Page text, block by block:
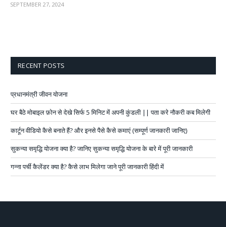
SEPTEMBER 27, 2024
RECENT POSTS
प्रधानमंत्री जीवन योजना
घर बैठे मोबाइल फ़ोन से देखे सिर्फ 5 मिनिट में अपनी कुंडली || पता करे नौकरी कब मिलेगी
कार्टून वीडियो कैसे बनाते हैं? और इनसे पैसे कैसे कमाएं (सम्पूर्ण जानकारी जानिए)
सुकन्या समृद्धि योजना क्या है? जानिए सुकन्या समृद्धि योजना के बारे में पूरी जानकारी
गन्ना पर्ची कैलेंडर क्या है? कैसे लाभ मिलेगा जाने पूरी जानकारी हिंदी में